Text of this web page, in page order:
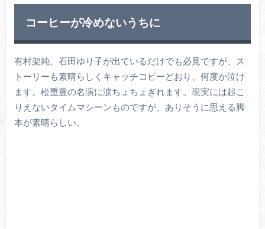
コーヒーが冷めないうちに
有村架純、石田ゆり子が出ているだけでも必見ですが、ス
トーリーも素晴らしくキャッチコピーどおり、何度か泣け
ます。松重豊の名演に涙ちょちょぎれます。現実には起こ
りえないタイムマシーンものですが、ありそうに思える脚
本が素晴らしい。